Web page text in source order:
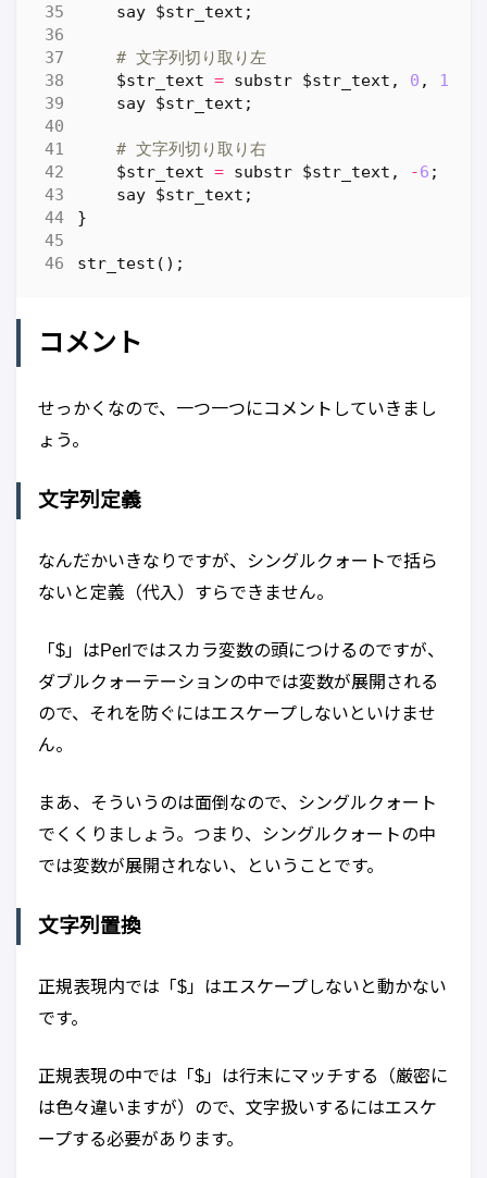
say $str_text ;
# 文字列切り取り左
$str_text = substr $str_text , 0 , 10
say $str_text ;
# 文字列切り取り右
$str_text = substr $str_text , -6 ;
say $str_text ;
}
str_test ();
コメント
せっかくなので、一つ一つにコメントしていきまし
ょう。
文字列定義
なんだかいきなりですが、シングルクォートで括ら
ないと定義（代入）すらできません。
「$」はPerlではスカラ変数の頭につけるのですが、
ダブルクォーテーションの中では変数が展開される
ので、それを防ぐにはエスケープしないといけませ
ん。
まあ、そういうのは面倒なので、シングルクォート
でくくりましょう。つまり、シングルクォートの中
では変数が展開されない、ということです。
文字列置換
正規表現内では「$」はエスケープしないと動かない
です。
正規表現の中では「$」は行末にマッチする（厳密に
は色々違いますが）ので、文字扱いするにはエスケ
ープする必要があります。